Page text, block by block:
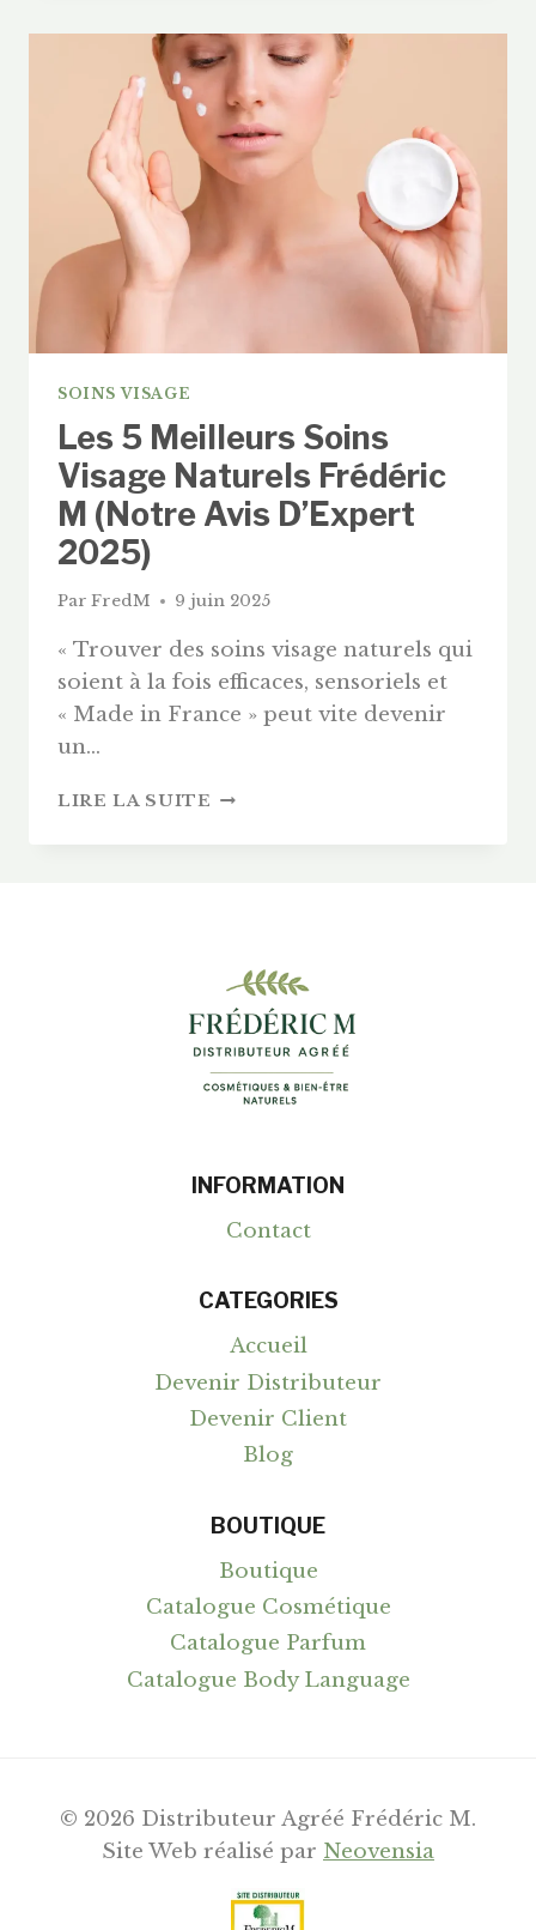
FRANÇAISE
EST-
FORCÉMENT
CHER
?
NOTRE
SUR
LA
SOINS VISAGE
Les 5 Meilleurs Soins
Visage Naturels Frédéric
M (Notre Avis D’Expert
2025)
Par FredM 9 juin 2025
« Trouver des soins visage naturels qui
soient à la fois efficaces, sensoriels et
« Made in France » peut vite devenir
un…
LIRE LA SUITE LES
(NOTRE
AVIS
D’EXPERT
2025)
INFORMATION
Contact
CATEGORIES
Accueil
Devenir Distributeur
Devenir Client
Blog
BOUTIQUE
Boutique
Catalogue Cosmétique
Catalogue Parfum
Catalogue Body Language
© 2026 Distributeur Agréé Frédéric M.
Site Web réalisé par Neovensia